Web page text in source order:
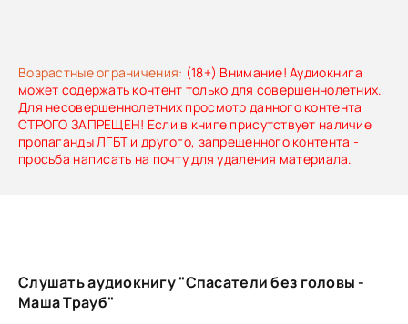
Возрастные ограничения: (18+) Внимание! Аудиокнига
может содержать контент только для совершеннолетних.
Для несовершеннолетних просмотр данного контента
СТРОГО ЗАПРЕЩЕН! Если в книге присутствует наличие
пропаганды ЛГБТ и другого, запрещенного контента -
просьба написать на почту для удаления материала.
Слушать аудиокнигу "Спасатели без головы -
Маша Трауб"